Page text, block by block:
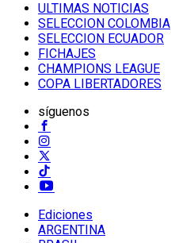
ULTIMAS NOTICIAS
SELECCION COLOMBIA
SELECCION ECUADOR
FICHAJES
CHAMPIONS LEAGUE
COPA LIBERTADORES
síguenos
Ediciones
ARGENTINA